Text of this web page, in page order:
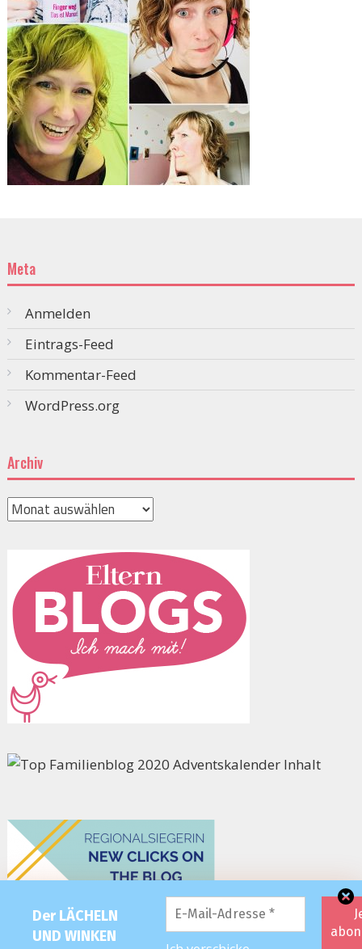
Der LÄCHELN
UND WINKEN
Meta
Anmelden
Eintrags-Feed
Kommentar-Feed
WordPress.org
Archiv
Archiv